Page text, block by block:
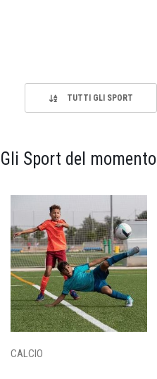
TUTTI GLI SPORT
Gli Sport del momento
CALCIO